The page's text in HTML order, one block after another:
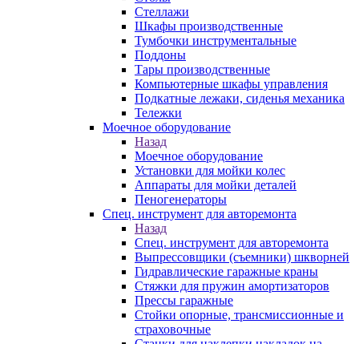
Стеллажи
Шкафы производственные
Тумбочки инструментальные
Поддоны
Тары производственные
Компьютерные шкафы управления
Подкатные лежаки, сиденья механика
Тележки
Моечное оборудование
Назад
Моечное оборудование
Установки для мойки колес
Аппараты для мойки деталей
Пеногенераторы
Спец. инструмент для авторемонта
Назад
Спец. инструмент для авторемонта
Выпрессовщики (съемники) шкворней
Гидравлические гаражные краны
Стяжки для пружин амортизаторов
Прессы гаражные
Стойки опорные, трансмиссионные и
страховочные